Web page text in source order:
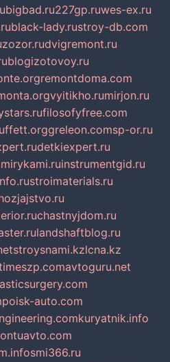
bigbad.ru227gp.ruwes-ex.ru
black-lady.rustroy-db.com
zozor.rudvigremont.ru
blogizotovoy.ru
remontdoma.com
vyitikho.rumirjon.ru
filosofyfree.com
greleon.comsp-or.ru
detkiexpert.ru
instrumentgid.ru
stroimaterials.ru
chastnyjdom.ru
landshaftblog.ru
stroysnami.kzlcna.kz
avtoguru.net
poisk-auto.com
kuryatnik.info
smi366.ru